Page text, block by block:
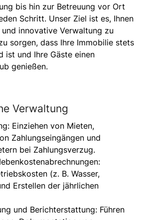
bis hin zur Betreuung vor Ort
Schritt. Unser Ziel ist es, Ihnen
innovative Verwaltung zu
sorgen, dass Ihre Immobilie stets
ist und Ihre Gäste einen
genießen.
Verwaltung
Einziehen von Mieten,
Zahlungseingängen und
bei Zahlungsverzug.
(z. B. Wasser,
Erstellen der jährlichen
und Berichterstattung: Führen